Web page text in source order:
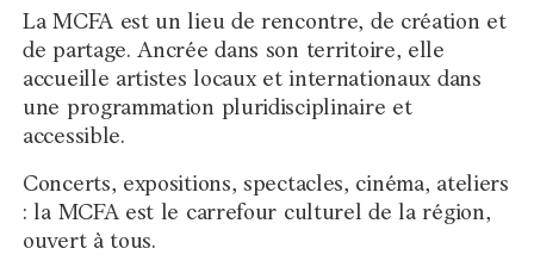
La MCFA est un lieu de rencontre, de création et
de partage. Ancrée dans son territoire, elle
accueille artistes locaux et internationaux dans
une programmation pluridisciplinaire et
accessible.
Concerts, expositions, spectacles, cinéma, ateliers
: la MCFA est le carrefour culturel de la région,
ouvert à tous.